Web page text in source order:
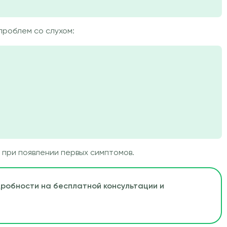
со слухом:
появлении первых симптомов.
на бесплатной консультации и